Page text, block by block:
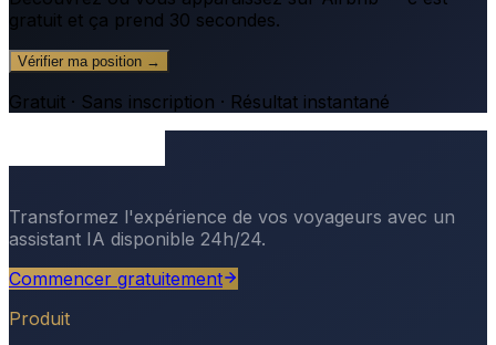
gratuit et ça prend 30 secondes.
Vérifier ma position →
Gratuit · Sans inscription · Résultat instantané
Transformez l'expérience de vos voyageurs avec un
assistant IA disponible 24h/24.
Commencer gratuitement
Produit